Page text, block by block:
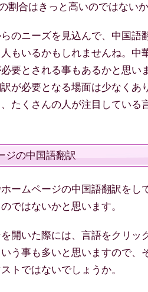
割合はきっと高いのではない
のニーズを見込んで、中国語
もいるかもしれませんね。中
要とされる事もあるかと思い
が必要となる場面は少なくあ
たくさんの人が注目している
ジの中国語翻訳
ームページの中国語翻訳をし
ではないかと思います。
開いた際には、言語をクリッ
う事も多いと思いますので、
トではないでしょうか。